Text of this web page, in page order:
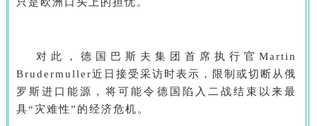
对此，德国巴斯夫集团首席执行官Martin
Brudermuller近日接受采访时表示，限制或切断从俄
罗斯进口能源，将可能令德国陷入二战结束以来最
具“灾难性”的经济危机。